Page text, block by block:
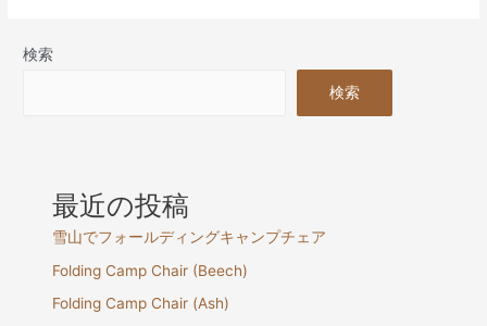
検索
検索
最近の投稿
雪山でフォールディングキャンプチェア
Folding Camp Chair (Beech)
Folding Camp Chair (Ash)